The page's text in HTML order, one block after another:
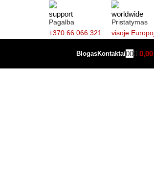
Pagalba
+370 66 066 321
Pristatymas
visoje
BlogasKontaktai000